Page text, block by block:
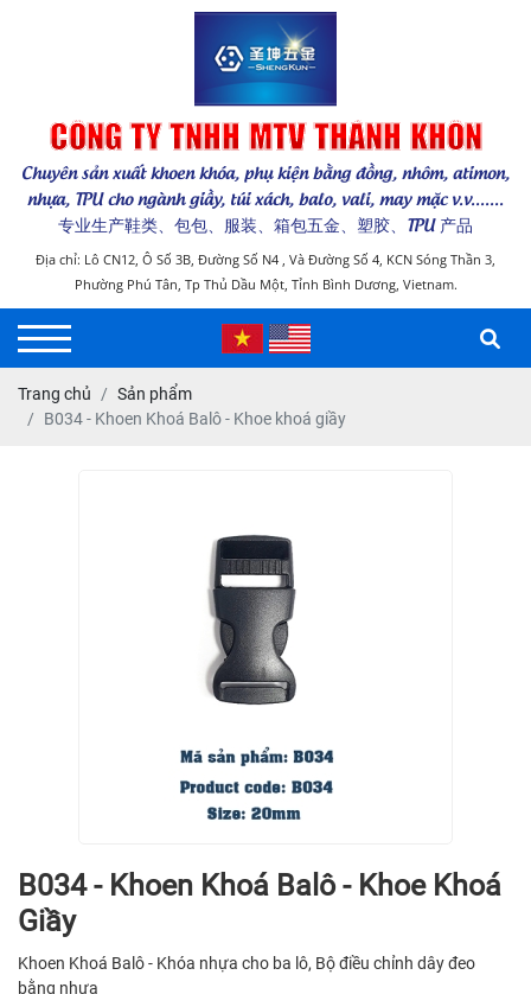
CÔNG TY TNHH MTV THÁNH KHÔN
Chuyên sản xuất khoen khóa, phụ kiện bằng đồng, nhôm, atimon,
nhựa, TPU cho ngành giầy, túi xách, balo, vali, may mặc v.v.......
专业生产鞋类、包包、服装、箱包五金、塑胶、TPU 产品
Địa chỉ: Lô CN12, Ô Số 3B, Đường Số N4 , Và Đường Số 4, KCN Sóng Thần 3,
Phường Phú Tân, Tp Thủ Dầu Một, Tỉnh Bình Dương, Vietnam.
Trang chủ
Sản phẩm
B034 - Khoen Khoá Balô - Khoe khoá giầy
B034 - Khoen Khoá Balô - Khoe Khoá
Giầy
Khoen Khoá Balô - Khóa nhựa cho ba lô, Bộ điều chỉnh dây đeo
bằng nhựa